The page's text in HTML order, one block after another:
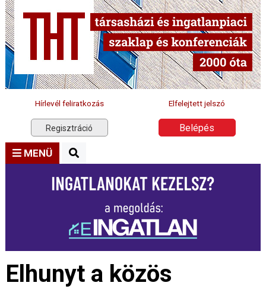
Hírlevél feliratkozás Elfelejtett jelszó
Regisztráció Belépés
MENÜ
Elhunyt a közös